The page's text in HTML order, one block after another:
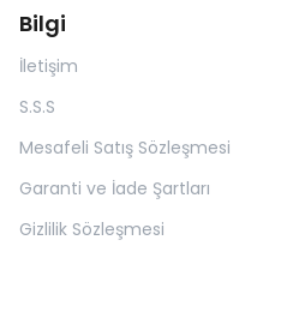
Bilgi
İletişim
S.S.S
Mesafeli Satış Sözleşmesi
Garanti ve İade Şartları
Gizlilik Sözleşmesi